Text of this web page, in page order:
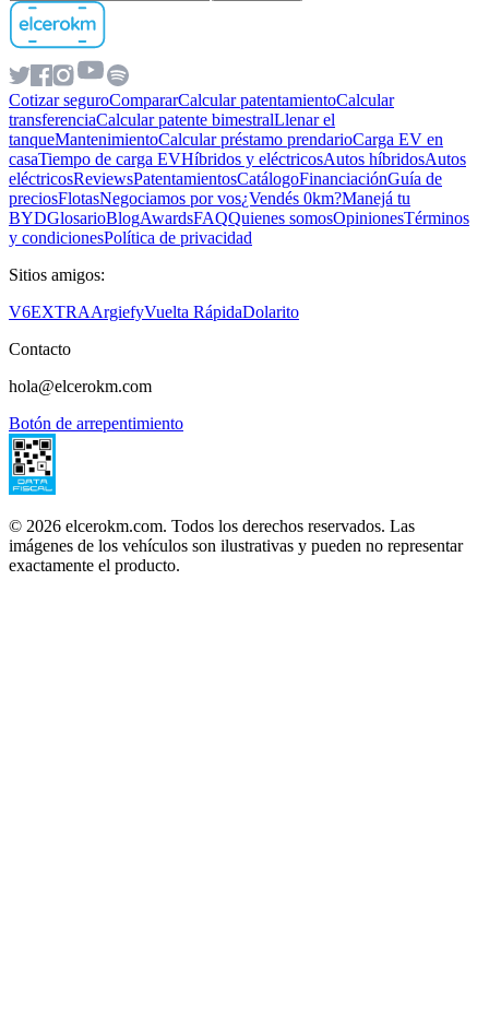
Cotizar seguroCompararCalcular patentamientoCalcular
transferenciaCalcular patente bimestralLlenar el
tanqueMantenimientoCalcular préstamo prendarioCarga EV en
casaTiempo de carga EVHíbridos y eléctricosAutos híbridosAutos
eléctricosReviewsPatentamientosCatálogoFinanciaciónGuía de
preciosFlotasNegociamos por vos¿Vendés 0km?Manejá tu
BYDGlosarioBlogAwardsFAQQuienes somosOpinionesTérminos
y condicionesPolítica de privacidad
Sitios amigos:
V6EXTRAArgiefyVuelta RápidaDolarito
Contacto
hola@elcerokm.com
Botón de arrepentimiento
© 2026 elcerokm.com. Todos los derechos reservados. Las
imágenes de los vehículos son ilustrativas y pueden no representar
exactamente el producto.